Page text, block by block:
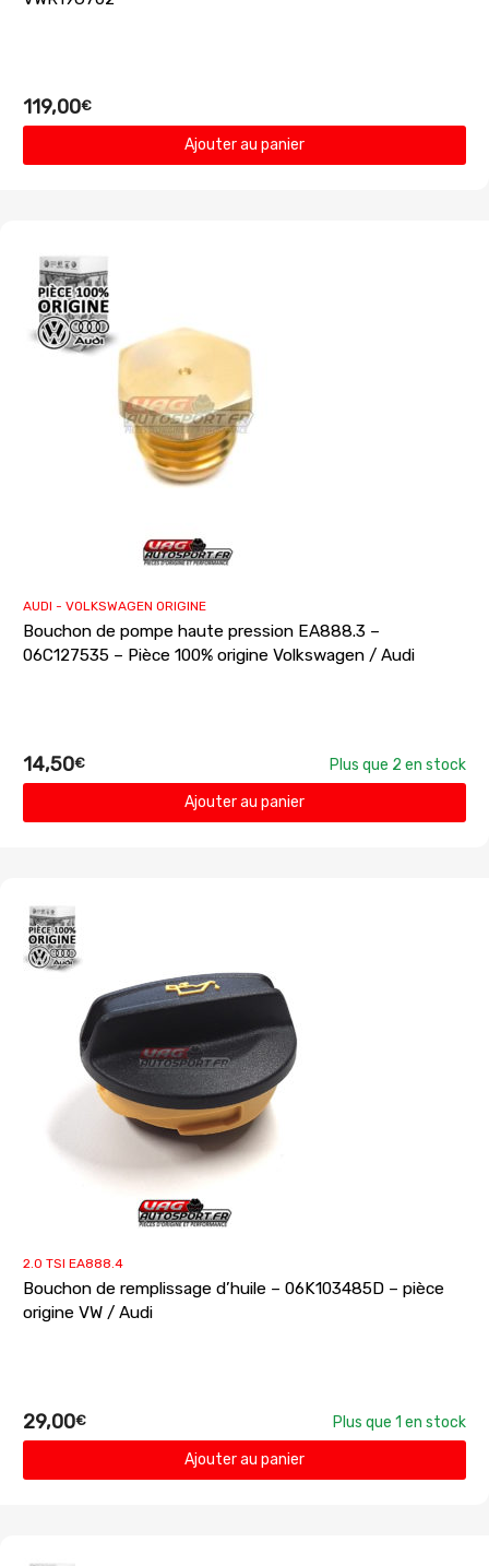
119,00€
Ajouter au panier
AUDI - VOLKSWAGEN ORIGINE
Bouchon de pompe haute pression EA888.3 –
06C127535 – Pièce 100% origine Volkswagen / Audi
14,50€
Plus que 2 en stock
Ajouter au panier
2.0 TSI EA888.4
Bouchon de remplissage d’huile – 06K103485D – pièce
origine VW / Audi
29,00€
Plus que 1 en stock
Ajouter au panier